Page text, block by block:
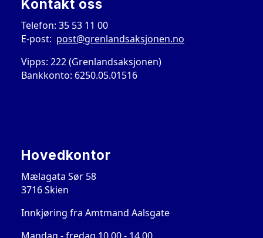
Kontakt oss
Telefon: 35 53 11 00
E-post: post@grenlandsaksjonen.no
Vipps: 222 (Grenlandsaksjonen)
Bankkonto: 6250.05.01516
Hovedkontor
Mælagata Sør 58
3716 Skien
Innkjøring fra Amtmand Aalsgate